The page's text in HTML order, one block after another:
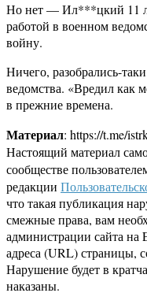
Но нет — Ил***цкий 11
работой в военном
войну.
Ничего, разобрались-
ведомства. «Вредил как
в прежние времена.
Материал: https://t.me/
Настоящий материал
сообществе
редакции
что такая публикация
смежные права, вам
администрации сайта
адреса (URL) страницы,
Нарушение будет в
наказаны.